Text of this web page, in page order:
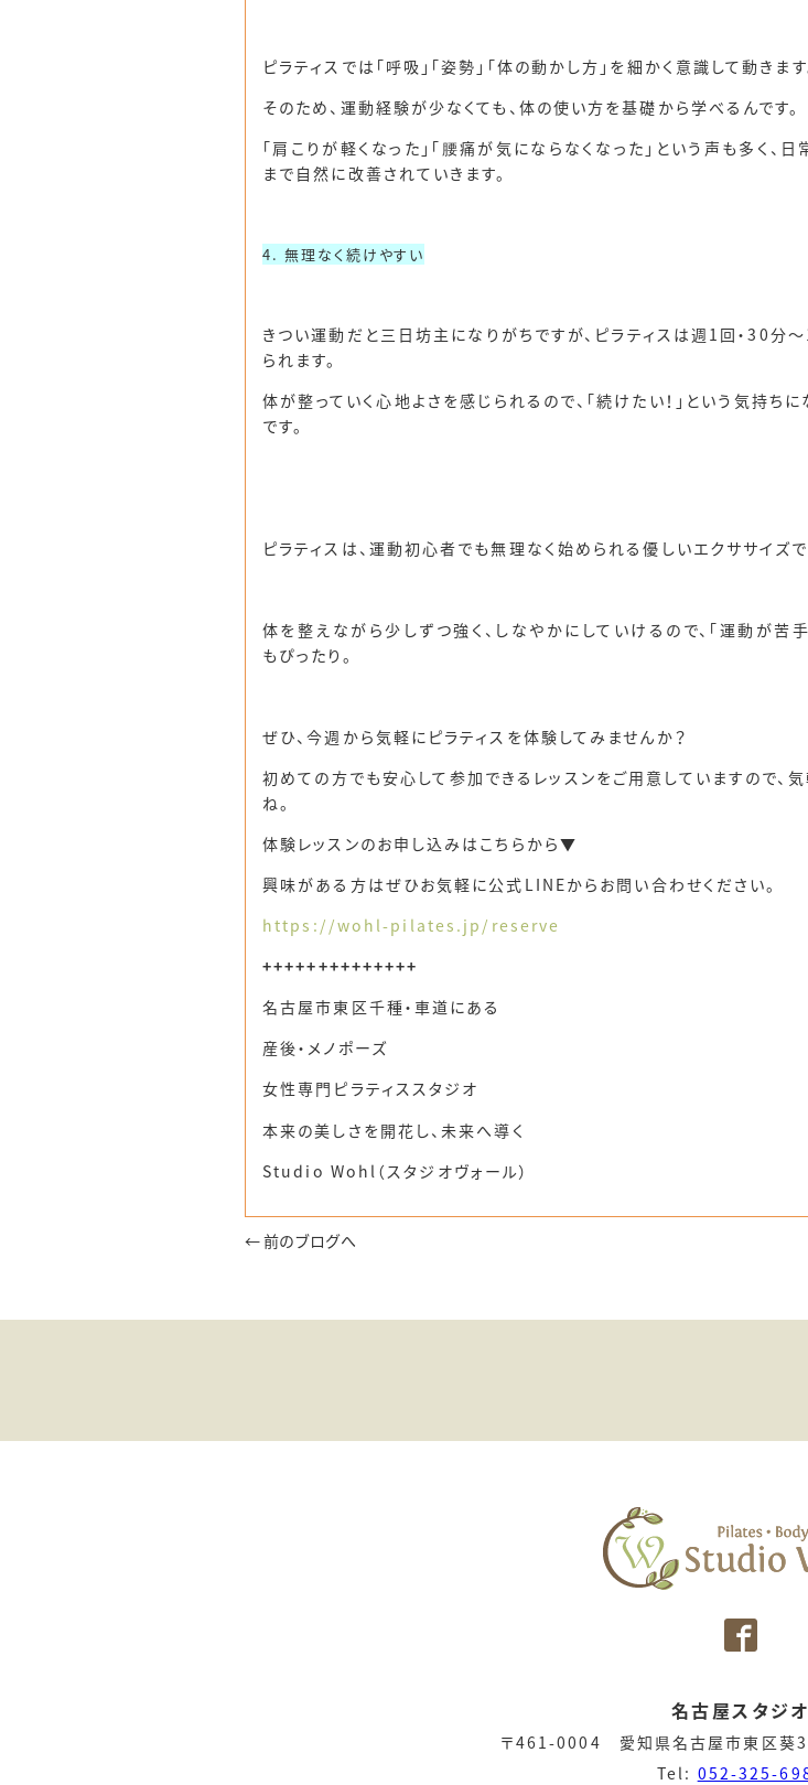
ピラティスでは「呼吸」「姿勢」「体の動かし方」を細かく意識して動きます
そのため、運動経験が少なくても、 体の使い方を基礎から学べる んです。
「肩こりが軽くなった」「腰痛が気にならなくなった」という声も多く、
まで自然に改善されていきます。
4. 無理なく続けやすい
きつい運動だと三日坊主になりがちですが、ピラティスは週1回・30分
られます。
体が整っていく心地よさを感じられるので、「続けたい！」という気持ち
です。
ピラティスは、 運動初心者でも無理なく始められる優しいエクササイズ
体を整えながら少しずつ強く、しなやかにしていけるので、「運動が苦
もぴったり。
ぜひ、今週から気軽にピラティスを体験してみませんか？
初めての方でも安心して参加できるレッスンをご用意していますので、
ね。
体験レッスンのお申し込みはこちらから▼
興味がある方はぜひお気軽に公式LINEからお問い合わせください。
https://wohl-pilates.jp/reserve
++++++++++++++
名古屋市東区千種・車道にある
産後・メノポーズ
女性専門ピラティススタジオ
本来の美しさを開花し、未来へ導く
Studio Wohl（スタジオヴォール）
← 前のブログへ
名古屋スタジオ
〒461-0004 愛知県名古屋市東区葵
Tel: 052-325-